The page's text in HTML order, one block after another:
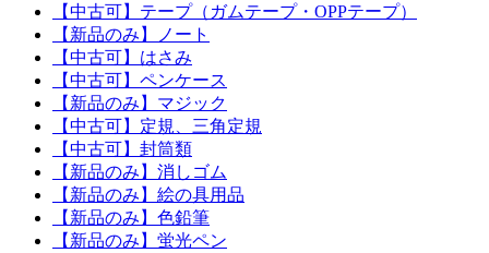
【中古可】テープ（ガムテープ・OPPテープ）
【新品のみ】ノート
【中古可】はさみ
【中古可】ペンケース
【新品のみ】マジック
【中古可】定規、三角定規
【中古可】封筒類
【新品のみ】消しゴム
【新品のみ】絵の具用品
【新品のみ】色鉛筆
【新品のみ】蛍光ペン